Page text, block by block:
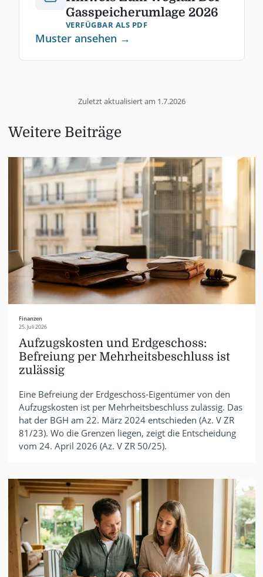
Gasspeicherumlage 2026
VERFÜGBAR ALS PDF
Muster ansehen →
Zuletzt aktualisiert am 1.7.2026
Weitere Beiträge
Finanzen
25. Juli 2026
Aufzugskosten und Erdgeschoss:
Befreiung per Mehrheitsbeschluss ist
zulässig
Eine Befreiung der Erdgeschoss-Eigentümer von den
Aufzugskosten ist per Mehrheitsbeschluss zulässig. Das
hat der BGH am 22. März 2024 entschieden (Az. V ZR
81/23). Wo die Grenzen liegen, zeigt die Entscheidung
vom 24. April 2026 (Az. V ZR 50/25).